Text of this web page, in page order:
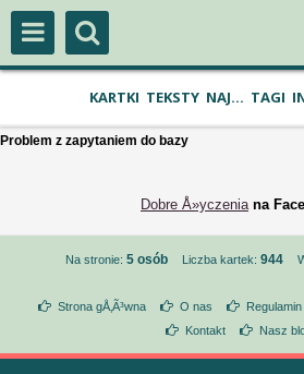
KARTKI TEKSTY NAJ... TAGI
Problem z zapytaniem do bazy
Dobre Å»yczeniana
Na stronie: 5 osób Liczba kartek: 944
Strona gÅ‚Ã³wna O nas Regulamin
Kontakt
Nasz